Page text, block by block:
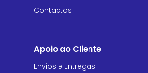
Contactos
Apoio ao Cliente
Envios e Entregas